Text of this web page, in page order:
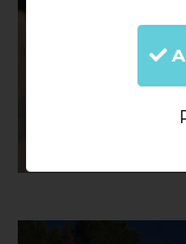
CONSTRUCTION
MAISON DE